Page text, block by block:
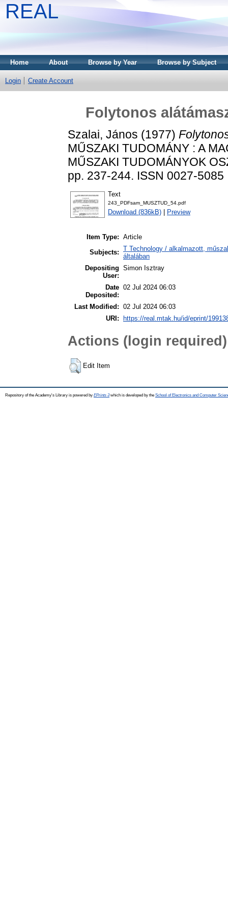
REAL
Home About Browse by Year Browse by Subject
Login Create Account
Folytonos
Szalai, János (1977)
MŰSZAKI TUDOMÁNY : A
MŰSZAKI TUDOMÁNYOK
pp. 237-244. ISSN 0027-5085
Text
243_PDFsam_MUSZTUD_54.pdf
Download (836kB) Preview
Item Type: Article
Subjects: T Technology / alkalmazott,
általában
Depositing
User:
Simon Isztray
Date
Deposited:
02 Jul 2024 06:03
Last Modified: 02 Jul 2024 06:03
URI:
https://real.mtak.hu/id/eprint/
Actions (login required)
Edit Item
Repository of the Academy's Library is powered by EPrints 3which is developed by the School of Electronics and Computer